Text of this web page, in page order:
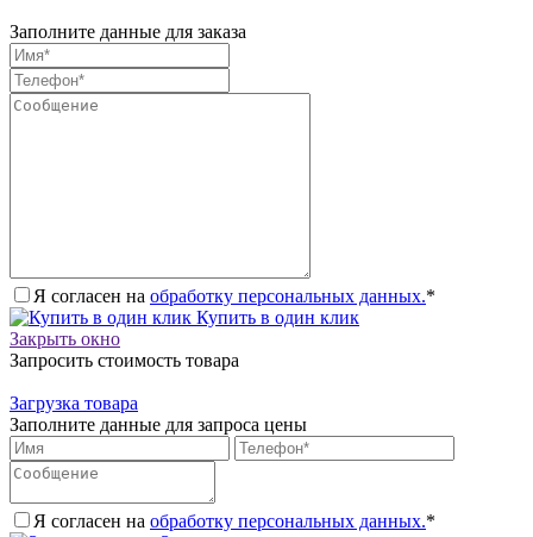
Заполните данные для заказа
Я согласен на обработку персональных данных.*
Купить в один клик
Закрыть окно
Запросить стоимость товара
Загрузка товара
Заполните данные для запроса цены
Я согласен на обработку персональных данных.*